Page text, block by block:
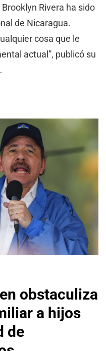
Rivera ha sido
de Nicaragua.
cosa que le
actual”, publicó su
obstaculiza
a hijos
de